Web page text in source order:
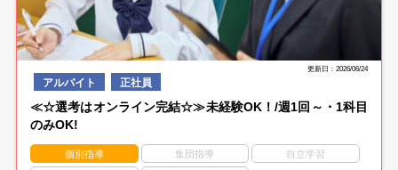
更新日：2026/06/24
アルバイト 正社員
≪☆選考はオンライン完結☆≫未経験OK！/週1回～・1科目
のみOK!
個別指導 集団指導 自立学習